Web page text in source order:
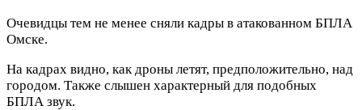
Очевидцы тем не менее сняли кадры в атакованном БПЛА
Омске.
На кадрах видно, как дроны летят, предположительно, над
городом. Также слышен характерный для подобных
БПЛА звук.